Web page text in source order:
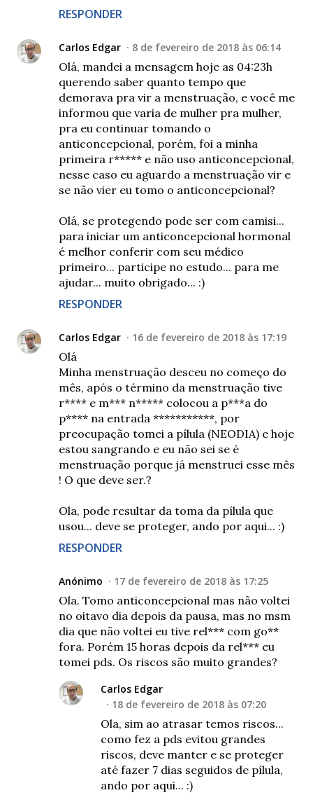
RESPONDER
Carlos Edgar 8 de fevereiro de 2018 às 06:14
Olá, mandei a mensagem hoje as 04:23h
querendo saber quanto tempo que
demorava pra vir a menstruação, e você me
informou que varia de mulher pra mulher,
pra eu continuar tomando o
anticoncepcional, porém, foi a minha
primeira r***** e não uso anticoncepcional,
nesse caso eu aguardo a menstruação vir e
se não vier eu tomo o anticoncepcional?
Olá, se protegendo pode ser com camisi...
para iniciar um anticoncepcional hormonal
é melhor conferir com seu médico
primeiro... participe no estudo... para me
ajudar... muito obrigado... :)
RESPONDER
Carlos Edgar 16 de fevereiro de 2018 às 17:19
Olá
Minha menstruação desceu no começo do
mês, após o término da menstruação tive
r**** e m*** n***** colocou a p***a do
p**** na entrada ***********, por
preocupação tomei a pílula (NEODIA) e hoje
estou sangrando e eu não sei se é
menstruação porque já menstruei esse mês
! O que deve ser.?
Ola, pode resultar da toma da pílula que
usou... deve se proteger, ando por aqui... :)
RESPONDER
Anónimo 17 de fevereiro de 2018 às 17:25
Ola. Tomo anticoncepcional mas não voltei
no oitavo dia depois da pausa, mas no msm
dia que não voltei eu tive rel*** com go**
fora. Porém 15 horas depois da rel*** eu
tomei pds. Os riscos são muito grandes?
Carlos Edgar
18 de fevereiro de 2018 às 07:20
Ola, sim ao atrasar temos riscos...
como fez a pds evitou grandes
riscos, deve manter e se proteger
até fazer 7 dias seguidos de pílula,
ando por aqui... :)